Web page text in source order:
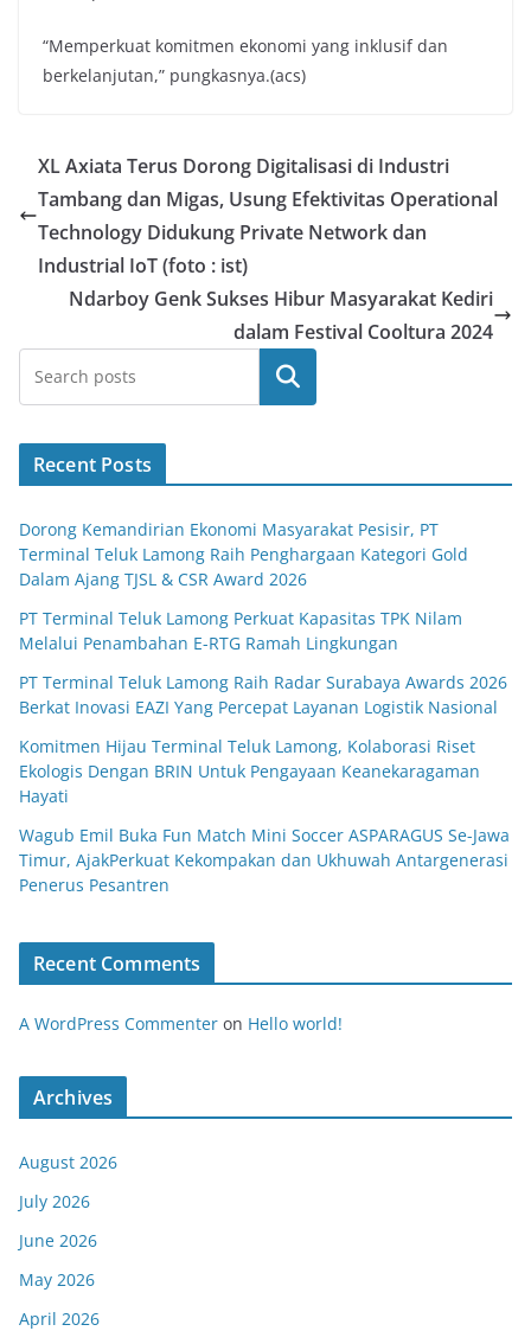
“Memperkuat komitmen ekonomi yang inklusif dan
berkelanjutan,” pungkasnya.(acs)
XL Axiata Terus Dorong Digitalisasi di Industri
Tambang dan Migas, Usung Efektivitas Operational
Technology Didukung Private Network dan
Industrial IoT (foto : ist)
Ndarboy Genk Sukses Hibur Masyarakat Kediri
dalam Festival Cooltura 2024
Search
Recent Posts
Dorong Kemandirian Ekonomi Masyarakat Pesisir, PT
Terminal Teluk Lamong Raih Penghargaan Kategori Gold
Dalam Ajang TJSL & CSR Award 2026
PT Terminal Teluk Lamong Perkuat Kapasitas TPK Nilam
Melalui Penambahan E-RTG Ramah Lingkungan
PT Terminal Teluk Lamong Raih Radar Surabaya Awards 2026
Berkat Inovasi EAZI Yang Percepat Layanan Logistik Nasional
Komitmen Hijau Terminal Teluk Lamong, Kolaborasi Riset
Ekologis Dengan BRIN Untuk Pengayaan Keanekaragaman
Hayati
Wagub Emil Buka Fun Match Mini Soccer ASPARAGUS Se-Jawa
Timur, AjakPerkuat Kekompakan dan Ukhuwah Antargenerasi
Penerus Pesantren
Recent Comments
A WordPress Commenter on Hello world!
Archives
August 2026
July 2026
June 2026
May 2026
April 2026